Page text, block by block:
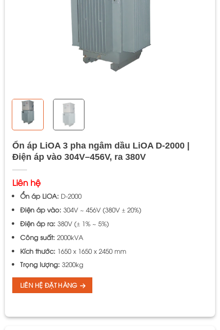
Ổn áp LiOA 3 pha ngâm dầu LiOA D-2000 |
Điện áp vào 304V–456V, ra 380V
Liên hệ
Ổn áp LiOA: D-2000
Điện áp vào: 304V ~ 456V (380V ± 20%)
Điện áp ra: 380V (± 1% ~ 5%)
Công suất: 2000kVA
Kích thước: 1650 x 1650 x 2450 mm
Trọng lượng: 3200kg
LIÊN HỆ ĐẶT HÀNG